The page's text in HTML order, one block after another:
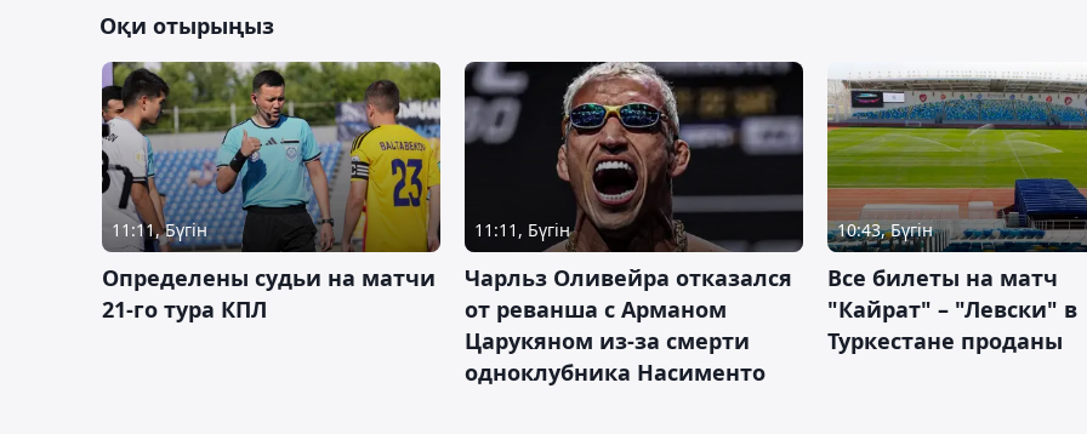
Оқи отырыңыз
11:11, Бүгін
Определены судьи на матчи
21-го тура КПЛ
11:11, Бүгін
Чарльз Оливейра отказался
от реванша с Арманом
Царукяном из-за смерти
одноклубника Насименто
10:43, Бүгін
Все билеты на матч
"Кайрат" – "Левски" в
Туркестане проданы